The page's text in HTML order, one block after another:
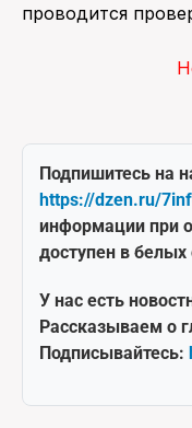
проводится
Подпишитесь на
https://dzen.ru/
информации при
доступен в белых
У нас есть
Рассказываем о
Подписывайтесь: